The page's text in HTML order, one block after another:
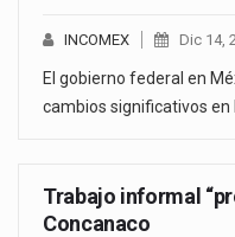
INCOMEX Dic 14,
El gobierno federal en
cambios significativos en
Trabajo informal
Concanaco